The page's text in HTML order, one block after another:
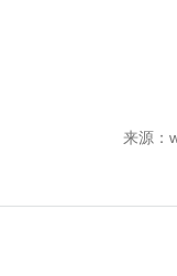
来源：